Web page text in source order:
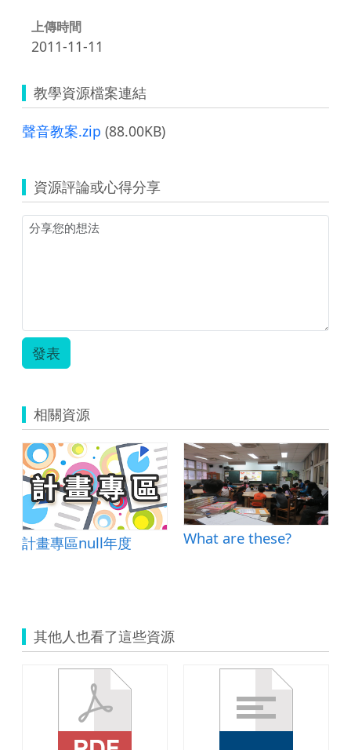
上傳時間
2011-11-11
教學資源檔案連結
聲音教案.zip (88.00KB)
資源評論或心得分享
發表
相關資源
計畫專區null年度 What are these?
其他人也看了這些資源